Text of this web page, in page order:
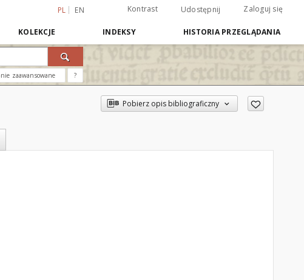
PL EN Kontrast Udostępnij Zaloguj się
KOLEKCJE INDEKSY HISTORIA PRZEGLĄDANIA
zaawansowane ?
Pobierz opis bibliograficzny